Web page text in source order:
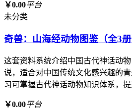
￥0.00平台
未分类
奇兽：山海经动物图鉴（全3册
这套资料系统介绍中国古代神话动
说，适合对中国传统文化感兴趣的
习可掌握古代神话动物知识体系，
￥0.00平台